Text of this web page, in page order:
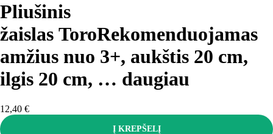
Pliušinis
žaislas ToroRekomenduojamas
amžius nuo 3+, aukštis 20 cm,
ilgis 20 cm, … daugiau
12,40 €
Į KREPŠELĮ